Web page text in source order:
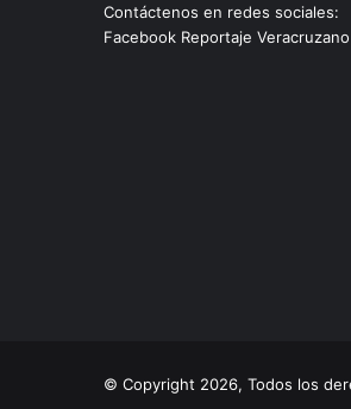
Contáctenos en redes sociales:
Facebook Reportaje Veracruzano
© Copyright 2026, Todos los